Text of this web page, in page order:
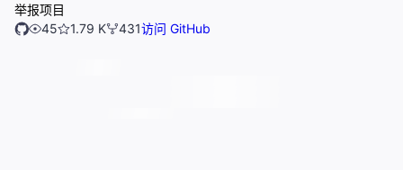
举报项目
45
1.79 K 431访问 GitHub